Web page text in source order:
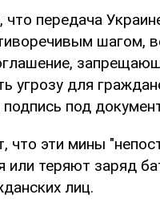
что передача
шагом,
угрозу для
подпись под
что эти мины
или теряют заряд
лиц.